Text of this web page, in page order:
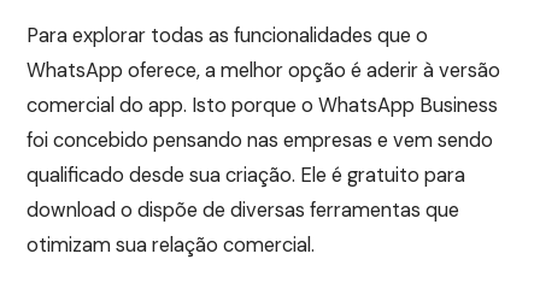
Para explorar todas as funcionalidades que o
WhatsApp oferece, a melhor opção é aderir à versão
comercial do app. Isto porque o WhatsApp Business
foi concebido pensando nas empresas e vem sendo
qualificado desde sua criação. Ele é gratuito para
download o dispõe de diversas ferramentas que
otimizam sua relação comercial.